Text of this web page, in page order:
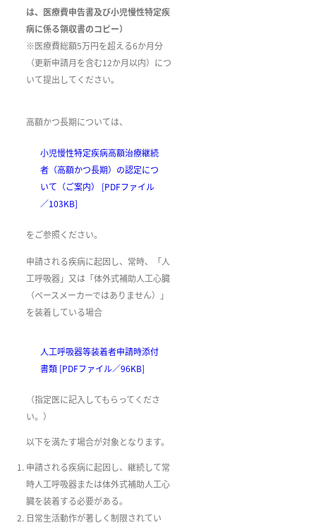
は、医療費申告書及び小児慢性特定疾
病に係る領収書のコピー）
​※医療費総額5万円を超える6か月分
（更新申請月を含む12か月以内）につ
いて提出してください。
高額かつ長期については、
小児慢性特定疾病高額治療継続
者（高額かつ長期）の認定につ
いて（ご案内） [PDFファイル
／103KB]
をご参照ください。
申請される疾病に起因し、常時、「人
工呼吸器」又は「体外式補助人工心臓
（ペースメーカーではありません）」
を装着している場合​
人工呼吸器等装着者申請時添付
書類 [PDFファイル／96KB]
（指定医に記入してもらってくださ
い。）
以下を満たす場合が対象となります。
申請される疾病に起因し、継続して常
時人工呼吸器または体外式補助人工心
臓を装着する必要がある。
日常生活動作が著しく制限されてい